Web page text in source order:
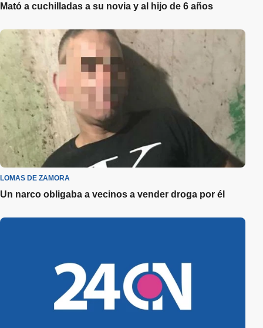
Mató a cuchilladas a su novia y al hijo de 6 años
LOMAS DE ZAMORA
Un narco obligaba a vecinos a vender droga por él